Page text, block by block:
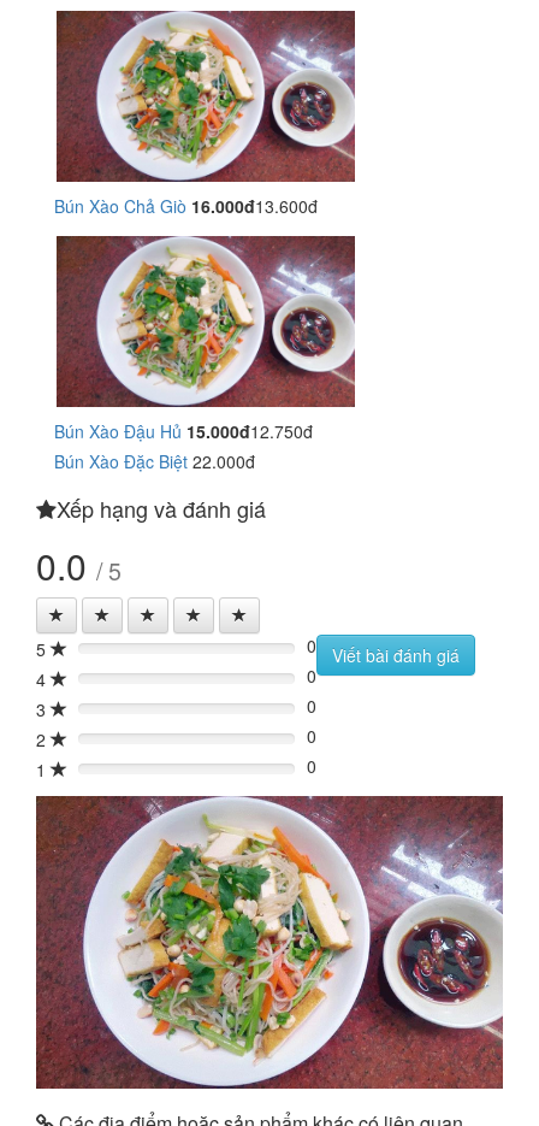
Bún Xào Chả Giò 16.000đ13.600đ
Bún Xào Đậu Hủ 15.000đ12.750đ
Bún Xào Đặc Biệt 22.000đ
Xếp hạng và đánh giá
0.0 / 5
5 0%
0
4
0%
0
3
0%
0
2
0%
0
1
0% 0
Viết bài đánh giá